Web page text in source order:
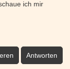
ich mir
Antworten